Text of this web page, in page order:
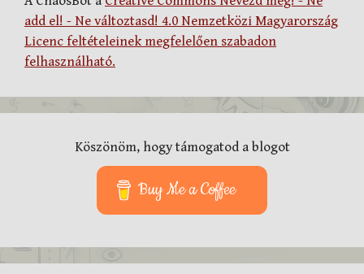
add el! - Ne változtasd! 4.0 Nemzetközi Magyarország
Licenc feltételeinek megfelelően szabadon
felhasználható.
Köszönöm, hogy támogatod a blogot
Buy Me a Coffee